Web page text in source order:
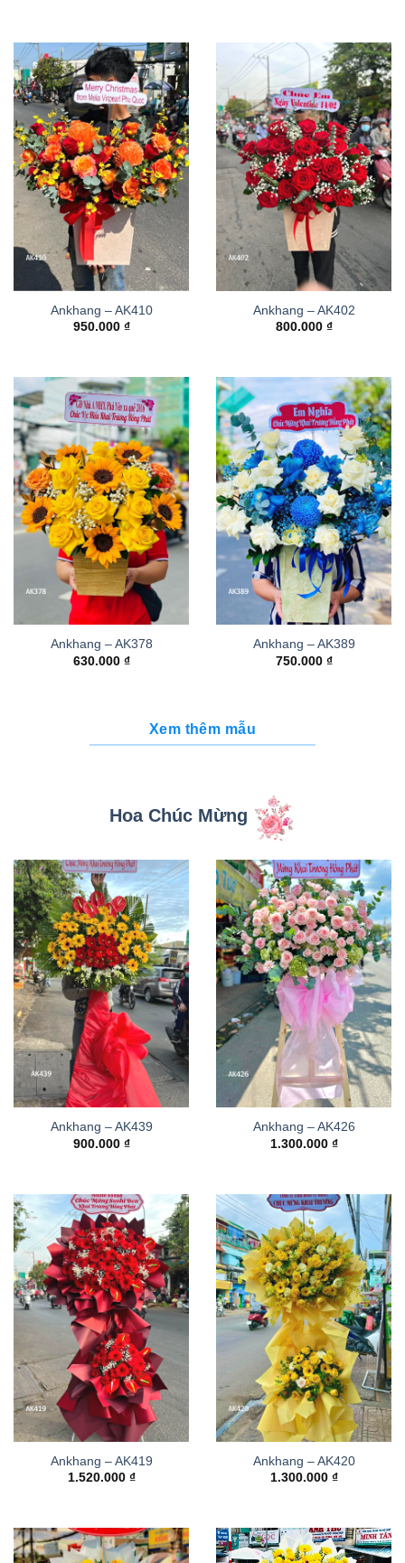
Ankhang – AK410
950.000 ₫
Ankhang – AK402
800.000 ₫
Ankhang – AK378
630.000 ₫
Ankhang – AK389
750.000 ₫
Xem thêm mẫu
Hoa Chúc Mừng
Ankhang – AK439
900.000 ₫
Ankhang – AK426
1.300.000 ₫
Ankhang – AK419
1.520.000 ₫
Ankhang – AK420
1.300.000 ₫